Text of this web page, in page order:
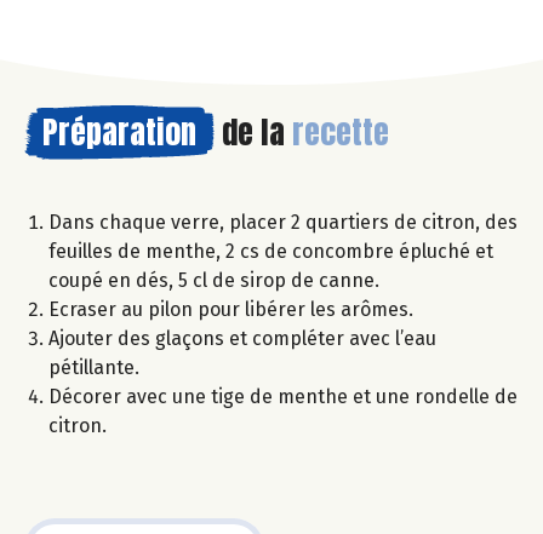
Préparation de la recette
Dans chaque verre, placer 2 quartiers de citron, des
feuilles de menthe, 2 cs de concombre épluché et
coupé en dés, 5 cl de sirop de canne.
Ecraser au pilon pour libérer les arômes.
Ajouter des glaçons et compléter avec l’eau
pétillante.
Décorer avec une tige de menthe et une rondelle de
citron.